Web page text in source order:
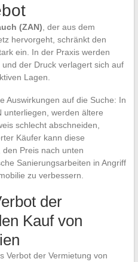
(ZAN) , der aus dem
hervorgeht, schränkt den
ein. In der Praxis werden
der Druck verlagert sich auf
Lagen.
Auswirkungen auf die Suche: In
unterliegen, werden ältere
schlecht abschneiden,
Käufer kann diese
Preis nach unten
Sanierungsarbeiten in Angriff
zu verbessern.
der
Kauf von
Verbot der Vermietung von